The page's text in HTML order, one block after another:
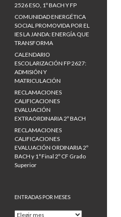
2526 ESO, 1º BACH Y FP
COMUNIDAD ENERGÉTICA
SOCIAL PROMOVIDA POR EL
IES LA JANDA: ENERGÍA QUE
TRANSFORMA
CALENDARIO
ESCOLARIZACIÓN FP 2627:
ADMISIÓN Y
MATRICULACIÓN
RECLAMACIONES
CALIFICACIONES
EVALUACIÓN
EXTRAORDINARIA 2º BACH
RECLAMACIONES
CALIFICACIONES
EVALUACIÓN ORDINARIA 2º
BACH y 1ª Final 2º CF Grado
Superior
ENTRADAS POR MESES
E